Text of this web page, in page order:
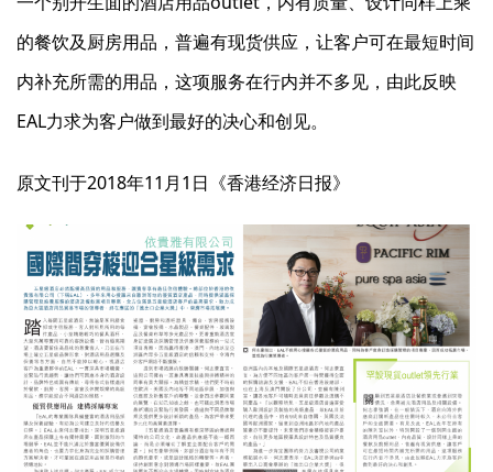
的餐饮及厨房用品，普遍有现货供应，让客户可在最短时间
内补充所需的用品，这项服务在行内并不多见，由此反映
EAL力求为客户做到最好的决心和创见。
原文刊于2018年11月1日《香港经济日报》